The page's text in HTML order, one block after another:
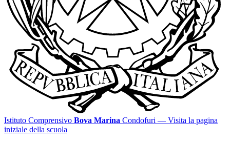
Istituto Comprensivo Bova Marina Condofuri — Visita la pagina
iniziale della scuola